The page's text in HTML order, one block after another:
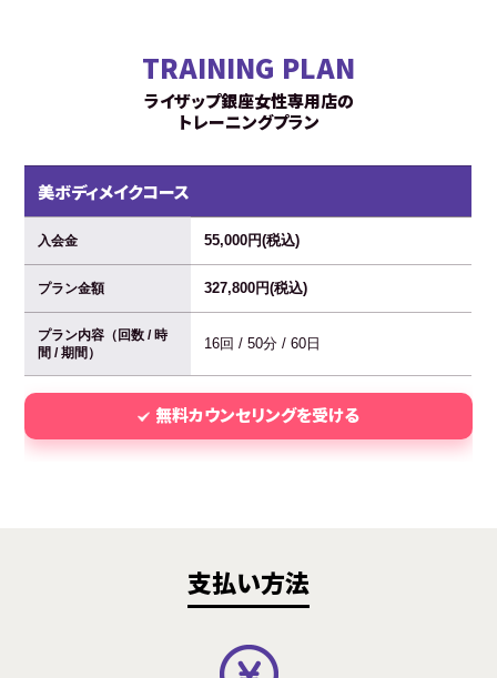
TRAINING PLAN
ライザップ銀座女性専用店の
トレーニングプラン
美ボディメイクコース
入会金 55,000円(税込)
プラン金額 327,800円(税込)
プラン内容（回数 / 時
間 / 期間）
16回 / 50分 / 60日
無料カウンセリングを受ける
支払い方法